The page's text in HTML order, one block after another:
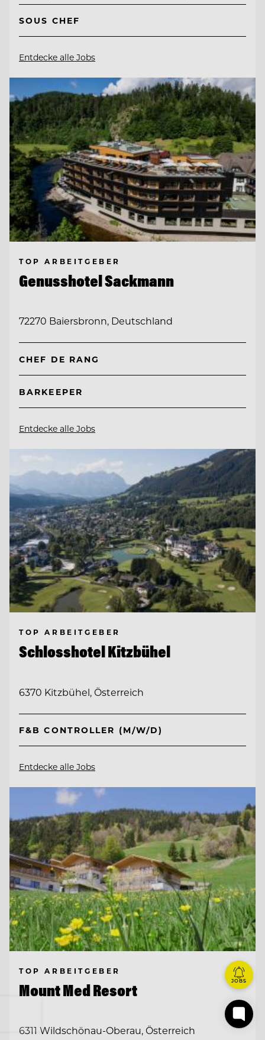
SOUS CHEF
Entdecke alle Jobs
TOP ARBEITGEBER
Genusshotel Sackmann
72270 Baiersbronn, Deutschland
CHEF DE RANG
BARKEEPER
Entdecke alle Jobs
TOP ARBEITGEBER
Schlosshotel Kitzbühel
6370 Kitzbühel, Österreich
F&B CONTROLLER (M/W/D)
Entdecke alle Jobs
TOP ARBEITGEBER
Mount Med Resort
6311 Wildschönau-Oberau, Österreich
JOBS